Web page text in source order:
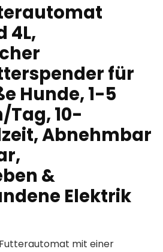
4L,
für
Hunde, 1-5
Tag, 10-
Abnehmbar
&
Elektrik
mit einer